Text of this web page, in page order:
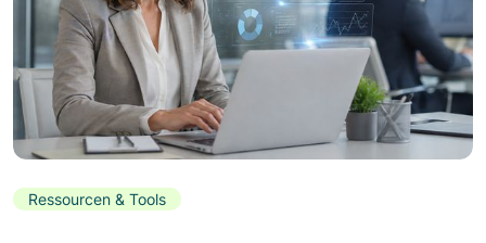
Ressourcen & Tools